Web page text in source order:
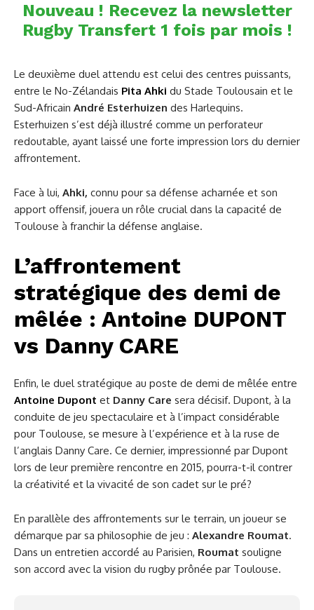
Nouveau ! Recevez la newsletter
Rugby Transfert 1 fois par mois !
Le deuxième duel attendu est celui des centres puissants,
entre le No-Zélandais Pita Ahki du Stade Toulousain et le
Sud-Africain André Esterhuizen des Harlequins.
Esterhuizen s’est déjà illustré comme un perforateur
redoutable, ayant laissé une forte impression lors du dernier
affrontement.
Face à lui, Ahki, connu pour sa défense acharnée et son
apport offensif, jouera un rôle crucial dans la capacité de
Toulouse à franchir la défense anglaise.
L’affrontement
stratégique des demi de
mêlée : Antoine DUPONT
vs Danny CARE
Enfin, le duel stratégique au poste de demi de mêlée entre
Antoine Dupont et Danny Care sera décisif. Dupont, à la
conduite de jeu spectaculaire et à l’impact considérable
pour Toulouse, se mesure à l’expérience et à la ruse de
l’anglais Danny Care. Ce dernier, impressionné par Dupont
lors de leur première rencontre en 2015, pourra-t-il contrer
la créativité et la vivacité de son cadet sur le pré?
En parallèle des affrontements sur le terrain, un joueur se
démarque par sa philosophie de jeu : Alexandre Roumat.
Dans un entretien accordé au Parisien, Roumat souligne
son accord avec la vision du rugby prônée par Toulouse.